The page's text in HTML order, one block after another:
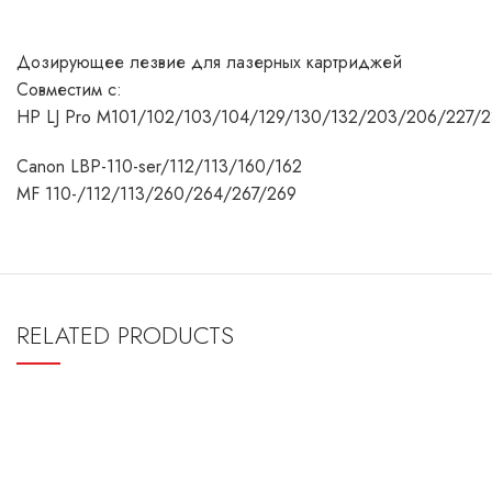
Дозирующее лезвие для лазерных картриджей
Совместим с:
HP LJ Pro M101/102/103/104/129/130/132/203/206/227/
Canon LBP-110-ser/112/113/160/162
MF 110-/112/113/260/264/267/269
RELATED PRODUCTS